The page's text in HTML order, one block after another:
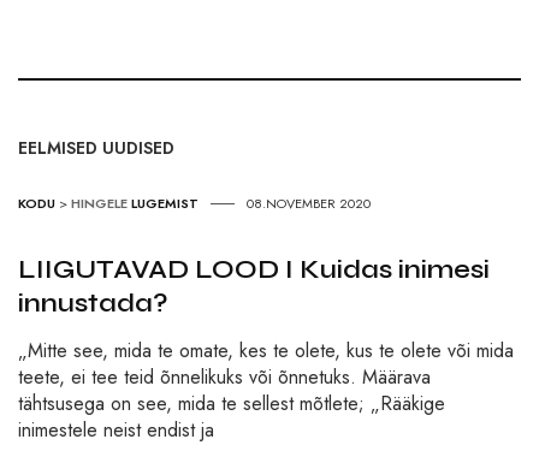
EELMISED UUDISED
KODU >HINGELELUGEMIST 08.NOVEMBER 2020
LIIGUTAVAD LOOD I Kuidas inimesi
innustada?
„Mitte see, mida te omate, kes te olete, kus te olete või mida
teete, ei tee teid õnnelikuks või õnnetuks. Määrava
tähtsusega on see, mida te sellest mõtlete; „Rääkige
inimestele neist endist ja